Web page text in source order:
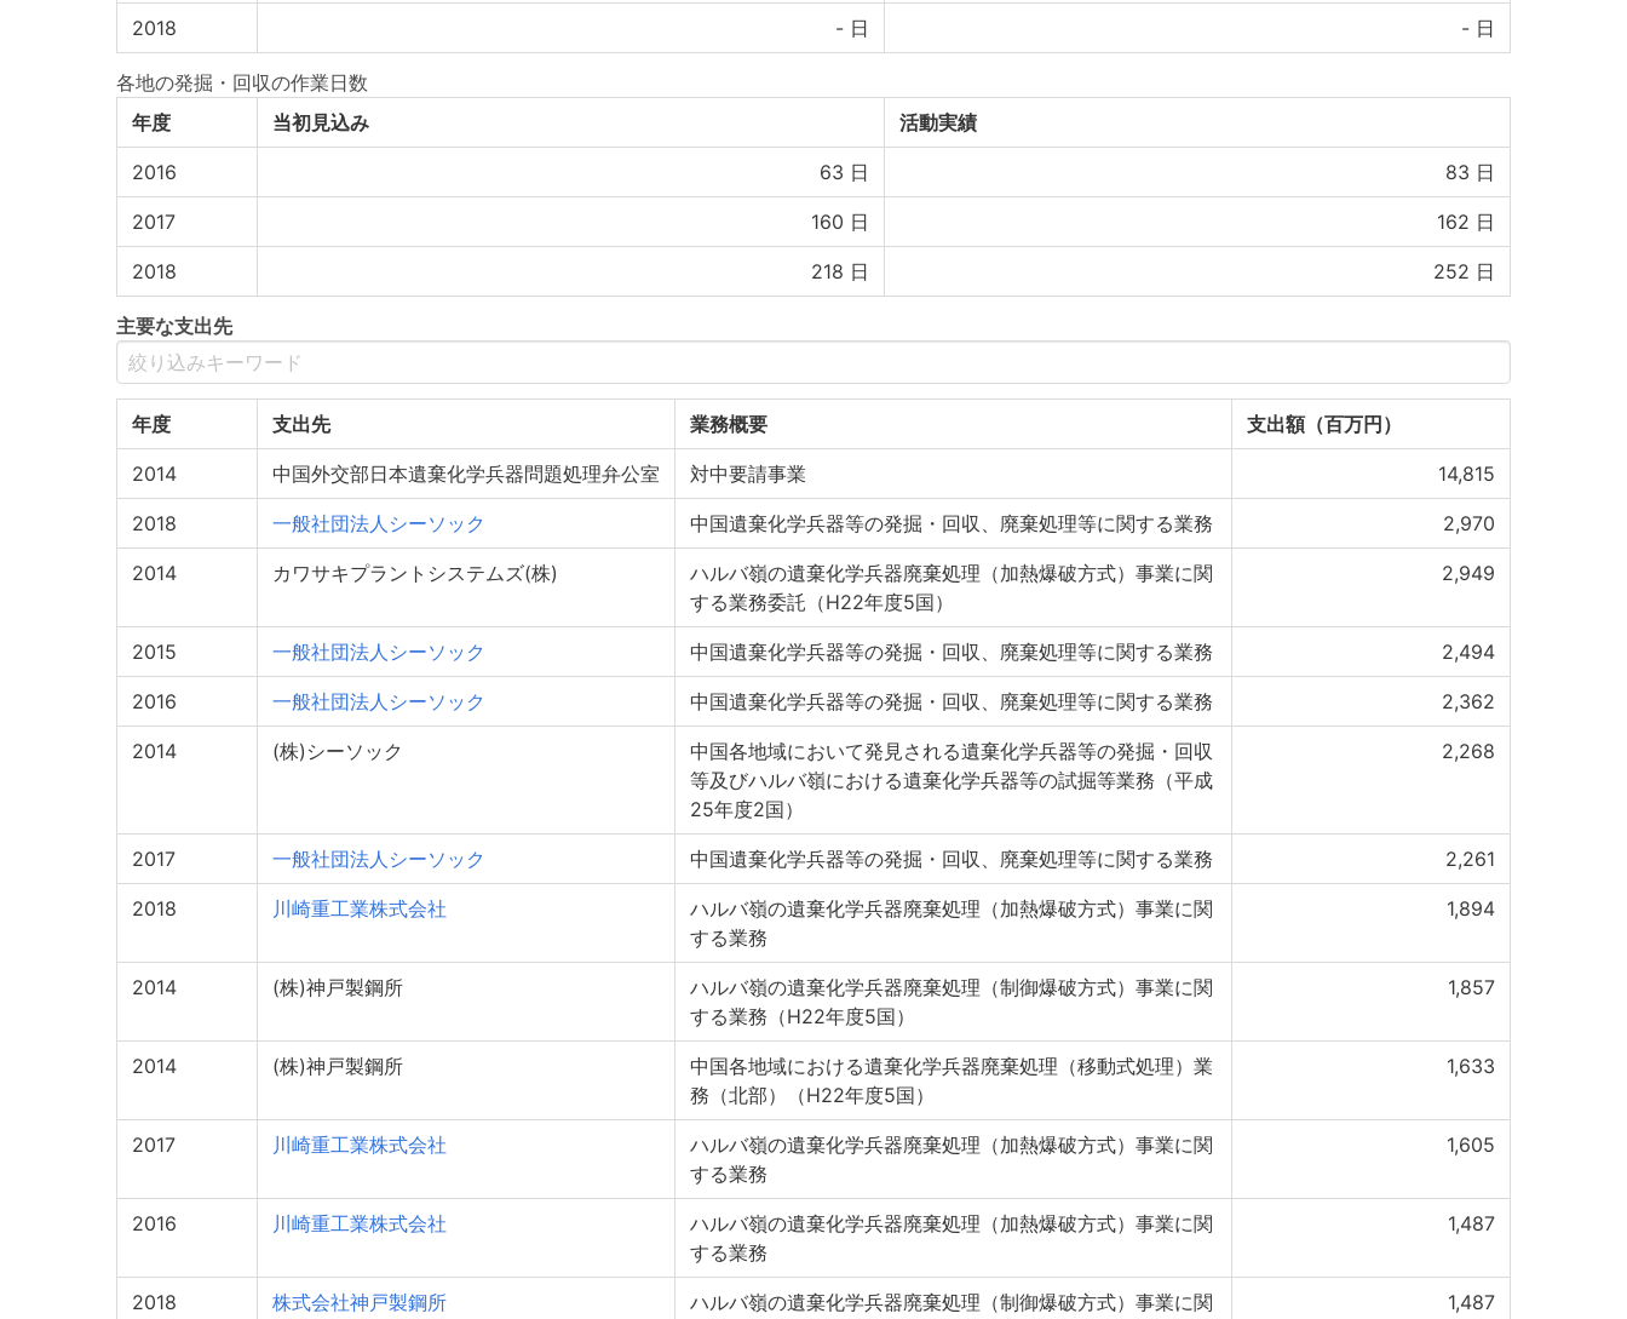
2018 - 日 - 日
各地の発掘・回収の作業日数
年度
当初見込み 活動実績
2016 63 日 83 日
2017 160 日 162 日
2018 218 日 252 日
主要な支出先
年度 支出先 業務概要 支出額（百万円）
2014 中国外交部日本遺棄化学兵器問題処理弁公室 対中要請事業 14,815
2018 一般社団法人シーソック 中国遺棄化学兵器等の発掘・回収、廃棄処理等に関する業務 2,970
2014 カワサキプラントシステムズ(株)
ハルバ嶺の遺棄化学兵器廃棄処理（加熱爆破方式）事業に関
する業務委託（H22年度5国）
2,949
2015 一般社団法人シーソック 中国遺棄化学兵器等の発掘・回収、廃棄処理等に関する業務 2,494
2016 一般社団法人シーソック 中国遺棄化学兵器等の発掘・回収、廃棄処理等に関する業務 2,362
2014 (株)シーソック
中国各地域において発見される遺棄化学兵器等の発掘・回収
等及びハルバ嶺における遺棄化学兵器等の試掘等業務（平成
25年度2国）
2,268
2017 一般社団法人シーソック 中国遺棄化学兵器等の発掘・回収、廃棄処理等に関する業務 2,261
2018 川崎重工業株式会社
ハルバ嶺の遺棄化学兵器廃棄処理（加熱爆破方式）事業に関
する業務
1,894
2014 (株)神戸製鋼所
ハルバ嶺の遺棄化学兵器廃棄処理（制御爆破方式）事業に関
する業務（H22年度5国）
1,857
2014 (株)神戸製鋼所
中国各地域における遺棄化学兵器廃棄処理（移動式処理）業
務（北部）（H22年度5国）
1,633
2017 川崎重工業株式会社
ハルバ嶺の遺棄化学兵器廃棄処理（加熱爆破方式）事業に関
する業務
1,605
2016 川崎重工業株式会社
ハルバ嶺の遺棄化学兵器廃棄処理（加熱爆破方式）事業に関
する業務
1,487
2018 株式会社神戸製鋼所 ハルバ嶺の遺棄化学兵器廃棄処理（制御爆破方式）事業に関 1,487